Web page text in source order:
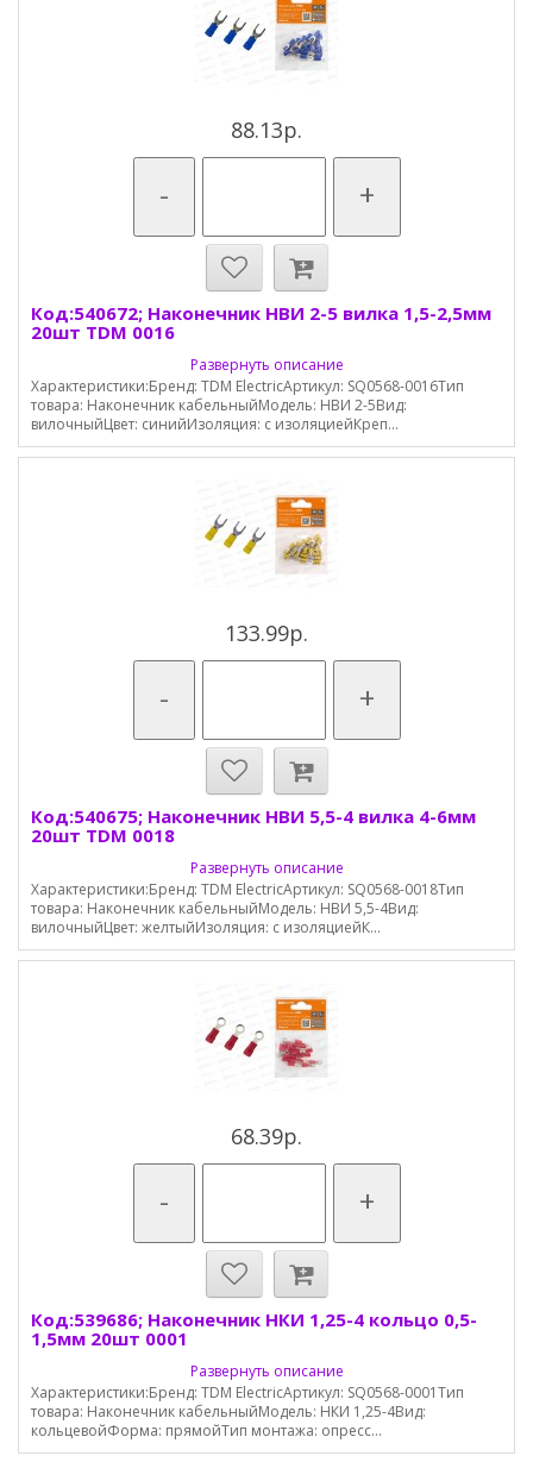
88.13р.
- +
Код:540672; Наконечник НВИ 2-5 вилка 1,5-2,5мм
20шт TDM 0016
Развернуть описание
Характеристики:Бренд: TDM ElectricАртикул: SQ0568-0016Тип
товара: Наконечник кабельныйМодель: НВИ 2-5Вид:
вилочныйЦвет: синийИзоляция: с изоляциейКреп...
133.99р.
- +
Код:540675; Наконечник НВИ 5,5-4 вилка 4-6мм
20шт TDM 0018
Развернуть описание
Характеристики:Бренд: TDM ElectricАртикул: SQ0568-0018Тип
товара: Наконечник кабельныйМодель: НВИ 5,5-4Вид:
вилочныйЦвет: желтыйИзоляция: с изоляциейК...
68.39р.
- +
Код:539686; Наконечник НКИ 1,25-4 кольцо 0,5-
1,5мм 20шт 0001
Развернуть описание
Характеристики:Бренд: TDM ElectricАртикул: SQ0568-0001Тип
товара: Наконечник кабельныйМодель: НКИ 1,25-4Вид:
кольцевойФорма: прямойТип монтажа: опресс...